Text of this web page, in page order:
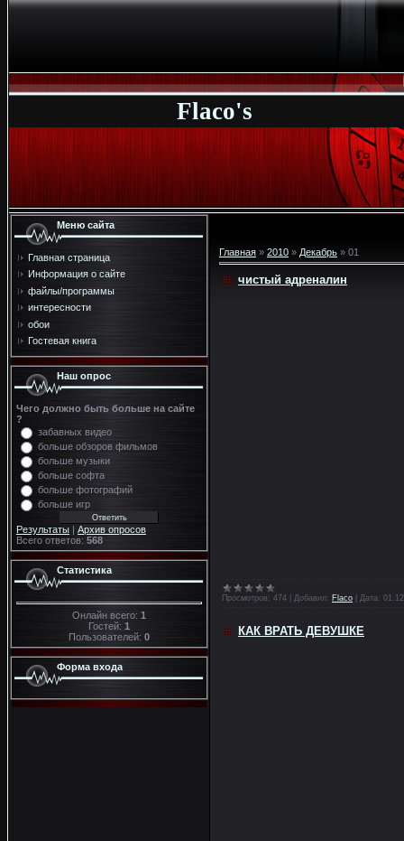
Flaco's
Меню сайта
Главная страница
Информация о сайте
файлы/программы
интересности
обои
Гостевая книга
Наш опрос
Чего должно быть больше на сайте
?
забавных видео
больше обзоров фильмов
больше музыки
больше софта
больше фотографий
больше игр
Результаты | Архив опросов
Всего ответов: 568
Статистика
Онлайн всего: 1
Гостей: 1
Пользователей: 0
Форма входа
Главная » 2010 » Декабрь » 01
чистый адреналин
Просмотров: 474 Добавил: Flaco Дата:
КАК ВРАТЬ ДЕВУШКЕ